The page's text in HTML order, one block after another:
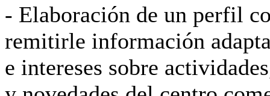
- Elaboración de un perfil
remitirle información
e intereses sobre